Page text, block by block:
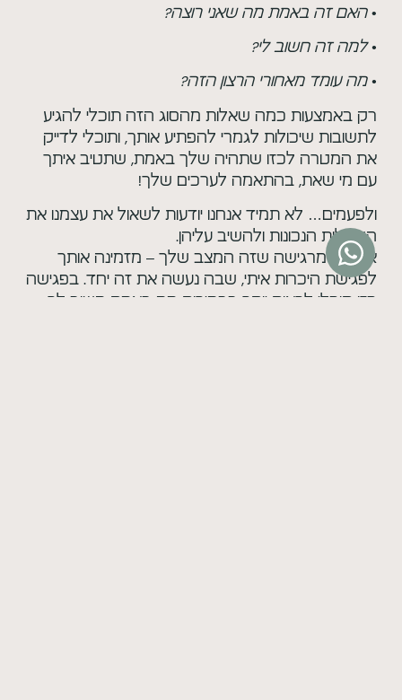
• האם זה באמת מה שאני רוצה?
• למה זה חשוב לי?
• מה עומד מאחורי הרצון הזה?
רק באמצעות כמה שאלות מהסוג הזה תוכלי להגיע
לתשובות שיכולות לגמרי להפתיע אותך, ותוכלי לדייק
את המטרה לכזו שתהיה שלך באמת, שתטיב איתך
עם מי שאת, בהתאמה לערכים שלך!
ולפעמים… לא תמיד אנחנו יודעות לשאול את עצמנו את
השאלות הנכונות ולהשיב עליהן.
אם את מרגישה שזה המצב שלך – מזמינה אותך
לפגישת היכרות איתי, שבה נעשה את זה יחד. בפגישה
כזו תוכלי לראות יותר בבהירות מה באמת חשוב לך,